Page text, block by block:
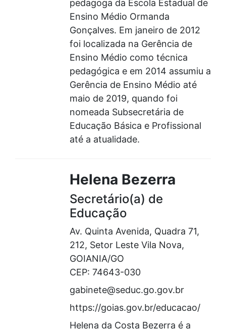
pedagoga da Escola Estadual de
Ensino Médio Ormanda
Gonçalves. Em janeiro de 2012
foi localizada na Gerência de
Ensino Médio como técnica
pedagógica e em 2014 assumiu a
Gerência de Ensino Médio até
maio de 2019, quando foi
nomeada Subsecretária de
Educação Básica e Profissional
até a atualidade.
Helena Bezerra
Secretário(a) de
Educação
Av. Quinta Avenida, Quadra 71,
212, Setor Leste Vila Nova,
GOIANIA/GO
CEP: 74643-030
gabinete@seduc.go.gov.br
https://goias.gov.br/educacao/
Helena da Costa Bezerra é a